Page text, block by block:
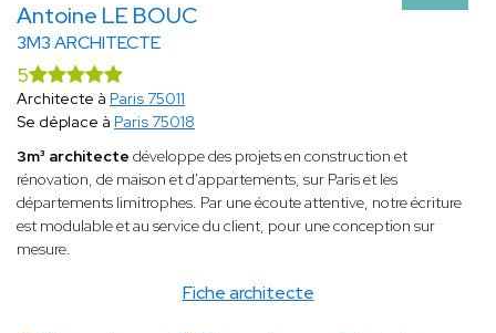
Antoine LE BOUC
3M3 ARCHITECTE
Fiche architecte
5
Architecte à Paris 75011
Se déplace à Paris 75018
3m³ architecte développe des projets en construction et
rénovation, de maison et d'appartements, sur Paris et les
départements limitrophes. Par une écoute attentive, notre écriture
est modulable et au service du client, pour une conception sur
mesure.